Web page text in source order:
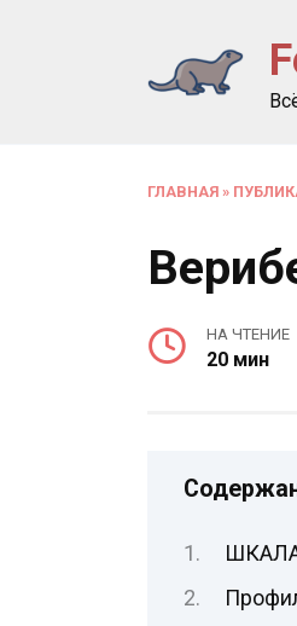
ГЛАВНАЯ »
НА ЧТЕНИЕ
20 мин